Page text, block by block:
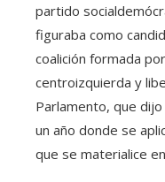
partido
figuraba como
coalición formada
centroizquierda y
Parlamento, que
un año donde se
que se materialice